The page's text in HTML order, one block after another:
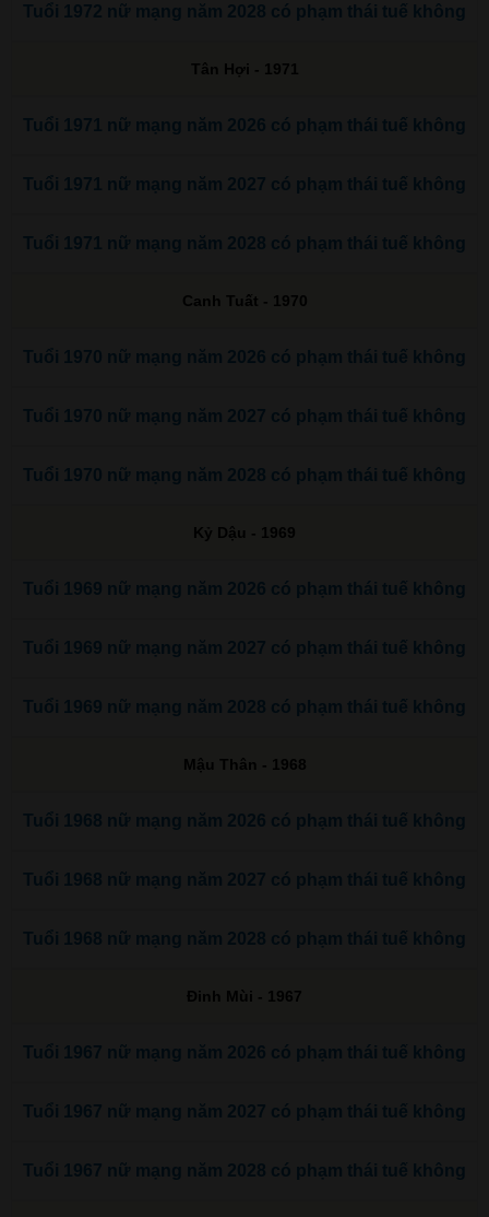
Tuổi 1972 nữ mạng năm 2028 có phạm thái tuế không
Tân Hợi - 1971
Tuổi 1971 nữ mạng năm 2026 có phạm thái tuế không
Tuổi 1971 nữ mạng năm 2027 có phạm thái tuế không
Tuổi 1971 nữ mạng năm 2028 có phạm thái tuế không
Canh Tuất - 1970
Tuổi 1970 nữ mạng năm 2026 có phạm thái tuế không
Tuổi 1970 nữ mạng năm 2027 có phạm thái tuế không
Tuổi 1970 nữ mạng năm 2028 có phạm thái tuế không
Kỷ Dậu - 1969
Tuổi 1969 nữ mạng năm 2026 có phạm thái tuế không
Tuổi 1969 nữ mạng năm 2027 có phạm thái tuế không
Tuổi 1969 nữ mạng năm 2028 có phạm thái tuế không
Mậu Thân - 1968
Tuổi 1968 nữ mạng năm 2026 có phạm thái tuế không
Tuổi 1968 nữ mạng năm 2027 có phạm thái tuế không
Tuổi 1968 nữ mạng năm 2028 có phạm thái tuế không
Đinh Mùi - 1967
Tuổi 1967 nữ mạng năm 2026 có phạm thái tuế không
Tuổi 1967 nữ mạng năm 2027 có phạm thái tuế không
Tuổi 1967 nữ mạng năm 2028 có phạm thái tuế không